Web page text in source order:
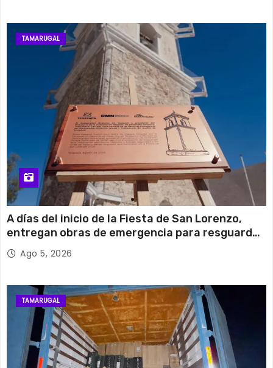
TAMARUGAL
A días del inicio de la Fiesta de San Lorenzo,
entregan obras de emergencia para resguardar
su histórico campanario
Ago 5, 2026
TAMARUGAL